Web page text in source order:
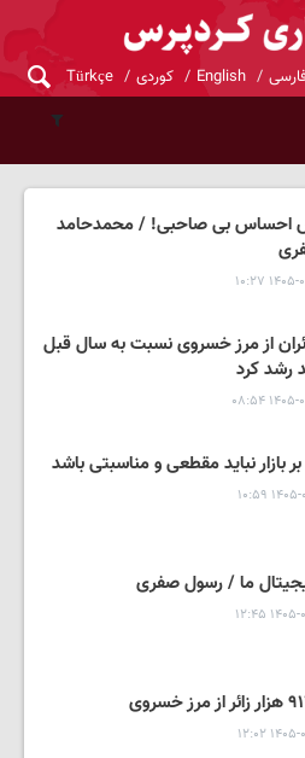
English کوردی Türkçe
بی صاحبی! / محمدحامد
۱۷ ۱۰:۲۷
از مرز خسروی نسبت به سال قبل
۱۷ ۰۸:۵۴
بازار نباید مقطعی و مناسبتی باشد
۱۶ ۱۰:۵۹
ما / رسول صفری
۱۴ ۱۲:۴۵
۱۴ ۱۲:۰۲